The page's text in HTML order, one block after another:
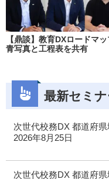
【鼎談】教育DXロードマ
青写真と工程表を共有
最新セミ
次世代校務DX 都道府
2026年8月25日
次世代校務DX 都道府